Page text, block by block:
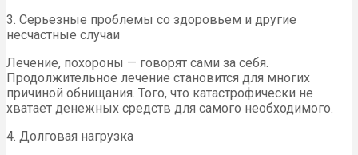
3. Серьезные проблемы со здоровьем и другие
несчастные случаи
Лечение, похороны — говорят сами за себя.
Продолжительное лечение становится для многих
причиной обнищания. Того, что катастрофически не
хватает денежных средств для самого необходимого.
4. Долговая нагрузка